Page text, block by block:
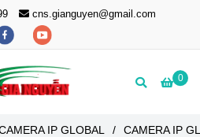
cns.gianguyen@gmail.com
0
IP GLOBAL / CAMERA IP